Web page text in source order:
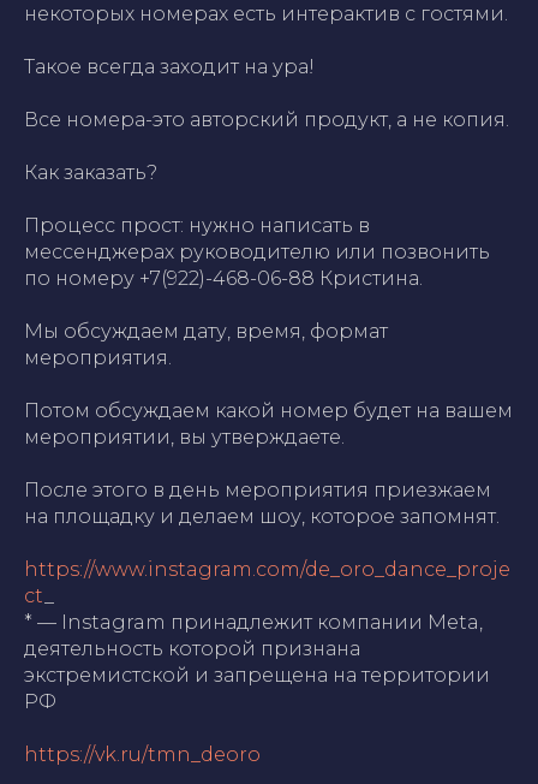
некоторых номерах есть интерактив с гостями.
Такое всегда заходит на ура!
Все номера-это авторский продукт, а не копия.
Как заказать?
Процесс прост: нужно написать в
мессенджерах руководителю или позвонить
по номеру +7(922)-468-06-88 Кристина.
Мы обсуждаем дату, время, формат
мероприятия.
Потом обсуждаем какой номер будет на вашем
мероприятии, вы утверждаете.
После этого в день мероприятия приезжаем
на площадку и делаем шоу, которое запомнят.
https://www.instagram.com/de_oro_dance_proje
ct
* — Instagram принадлежит компании Meta,
деятельность которой признана
экстремистской и запрещена на территории
РФ
https://vk.ru/tmn_deoro